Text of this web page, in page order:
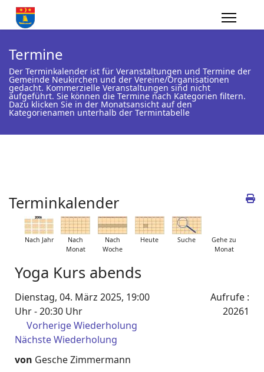
Termine
Der Terminkalender ist für Veranstaltungen und Termine der
Gemeinde Neukirchen und der Vereine/Organisationen
gedacht. Kommerzielle Veranstaltungen sind nicht
aufgeführt. Sie können die Termine nach Kategorien filtern.
Dazu klicken Sie in der Monatsansicht auf den
Kategorienamen unterhalb der Termintabelle
Terminkalender
Nach Jahr
Nach
Monat
Nach
Woche
Heute Suche
Gehe zu
Monat
Yoga Kurs abends
Dienstag, 04. März 2025, 19:00
Uhr - 20:30 Uhr
Vorherige Wiederholung
Nächste Wiederholung
Aufrufe :
20261
von Gesche Zimmermann